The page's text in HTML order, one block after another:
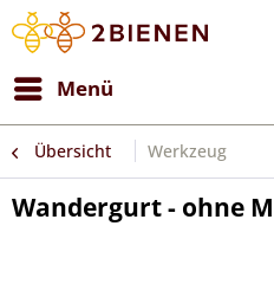
Menü
Übersicht Werkzeug
Wandergurt - ohne